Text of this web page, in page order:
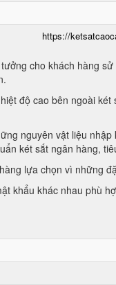
https://
cho khách hàng
độ cao bên ngoài
nguyên vật liệu
két sắt ngân hàng,
lựa chọn vì những
khẩu khác nhau phù